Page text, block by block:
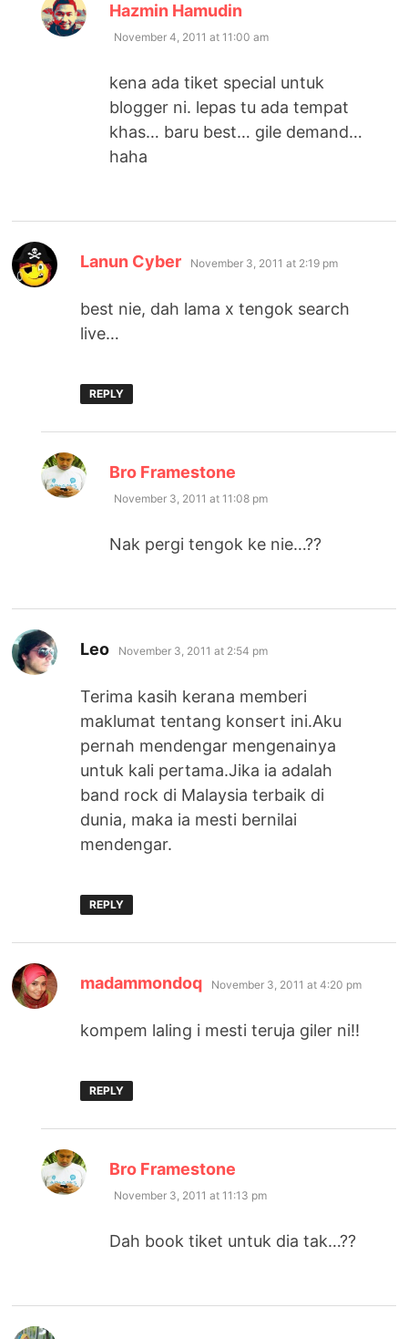
Hazmin Hamudin
November 4, 2011 at 11:00 am
kena ada tiket special untuk
blogger ni. lepas tu ada tempat
khas… baru best… gile demand…
haha
Lanun Cyber says:
November 3, 2011 at 2:19 pm
best nie, dah lama x tengok search
live…
REPLY
Bro Framestone
November 3, 2011 at 11:08 pm
Nak pergi tengok ke nie…??
Leo says:
November 3, 2011 at 2:54 pm
Terima kasih kerana memberi
maklumat tentang konsert ini.Aku
pernah mendengar mengenainya
untuk kali pertama.Jika ia adalah
band rock di Malaysia terbaik di
dunia, maka ia mesti bernilai
mendengar.
REPLY
madammondoq says:
November 3, 2011 at 4:20 pm
kompem laling i mesti teruja giler ni!!
REPLY
Bro Framestone
November 3, 2011 at 11:13 pm
Dah book tiket untuk dia tak…??